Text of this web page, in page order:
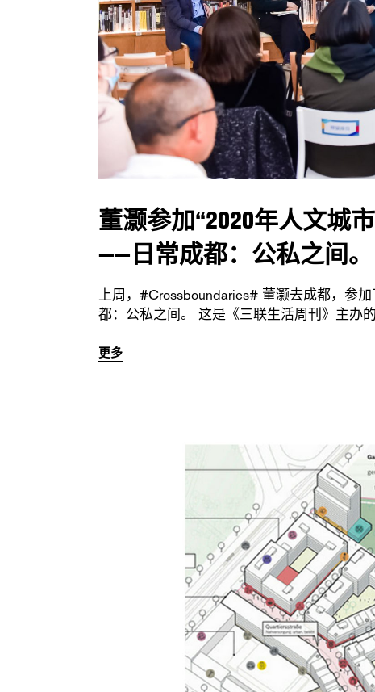
董灏参加“2020年人文城
——日常成都：公私之间。
上周，#Crossboundaries# 董灏去成都，参
都：公私之间。 这是《三联生活周刊》主办
更多